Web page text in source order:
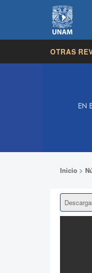
OTRAS
Inicio >